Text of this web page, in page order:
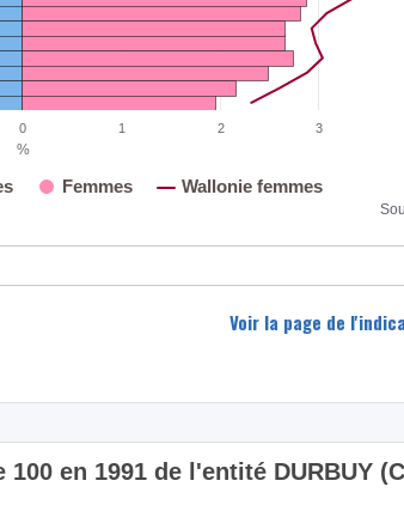
%
Femmes Wallonie femmes
0 1 2 3
Voir la page de
en 1991 de l'entité DURBUY